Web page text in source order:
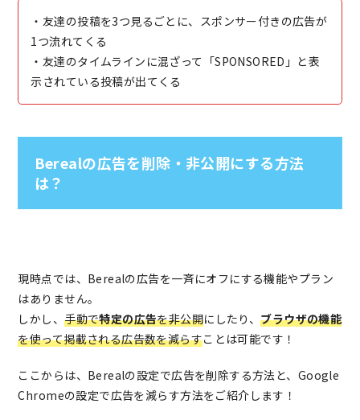
・友達の投稿を3つ見るごとに、スポンサー付きの広告が
1つ流れてくる
・友達のタイムラインに混ざって「SPONSORED」と表
示されている投稿が出てくる
Berealの広告を削除・非公開にする方法
は？
現時点では、Berealの広告を一斉にオフにする機能やプラン
はありません。
しかし、手動で特定の広告を非公開にしたり、ブラウザの機能
を使って掲載される広告数を減らすことは可能です！
ここからは、Berealの設定で広告を削除する方法と、Google
Chromeの設定で広告を減らす方法をご紹介します！